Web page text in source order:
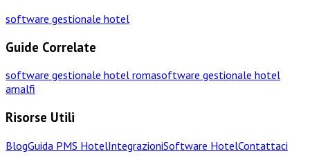
software gestionale hotel
Guide Correlate
software gestionale hotel romasoftware gestionale hotel
amalfi
Risorse Utili
BlogGuida PMS HotelIntegrazioniSoftware HotelContattaci